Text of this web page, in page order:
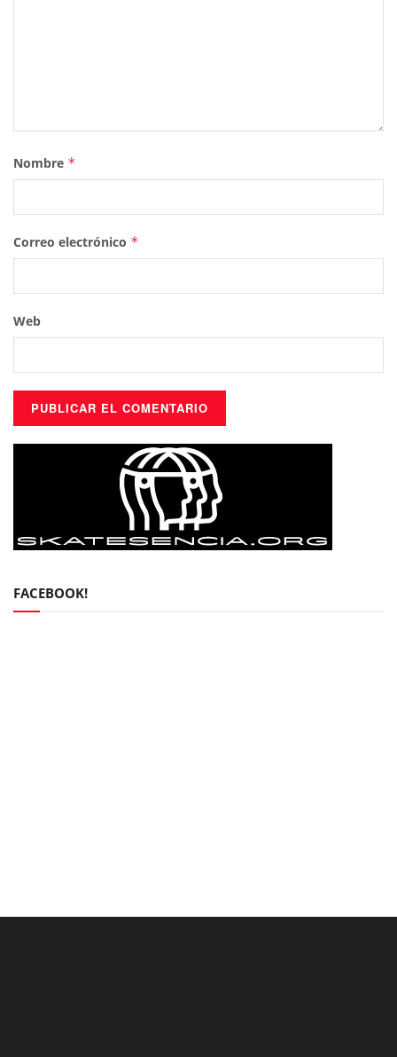
Nombre *
Correo electrónico *
Web
FACEBOOK!